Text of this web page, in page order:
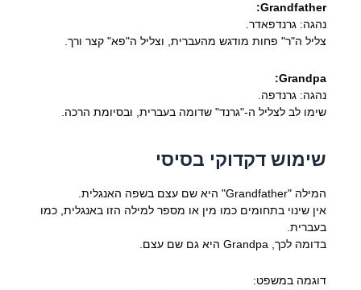
Grandfather:
נהגה: גרנדפאדר.
צליל ה"ר" פחות מודגש מהעברית, וצליל ה"פא" קצר ורך.
Grandpa:
נהגה: גרנדפה.
שימו לב לצליל ה-"גרנד" שדומה בעברית, ובסיומת הרכה.
שימוש דקדוקי בסיסי
המילה "Grandfather" היא שם עצם בשפה האנגלית.
אין שינוי בתחומים כמו מין או מספר למילה הזו באנגלית, כמו
בעברית.
בדומה לכך, Grandpa היא גם שם עצם.
דוגמה במשפט: